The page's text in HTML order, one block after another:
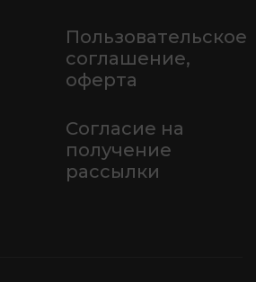
Пользовательское
соглашение,
оферта
Согласие на
получение
рассылки